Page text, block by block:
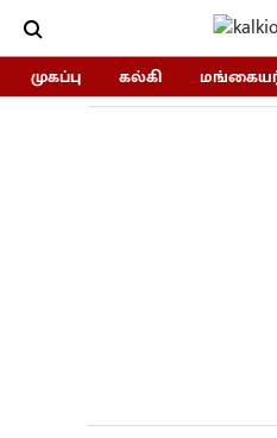
முகப்பு கல்கி